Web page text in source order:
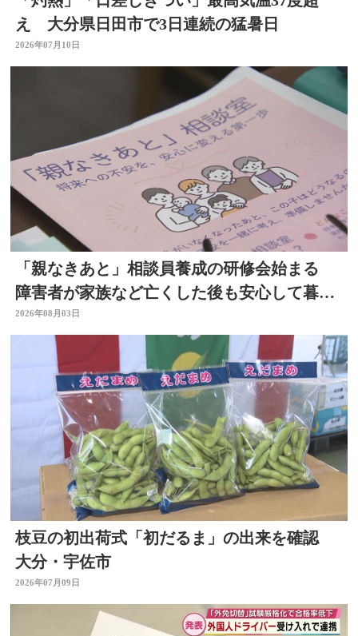
え 大分県日田市で3日連続の猛暑日
2026年07月10日
「親なきあと」相談員養成の研修会始まる
障害者が家族など亡くした後も安心して暮ら
せるように 大分
2026年08月03日
枝豆の初出荷式「初だるま」の出来を確認
大分・宇佐市
2026年07月09日